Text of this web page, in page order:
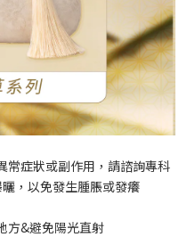
常症狀或副作用，請諮詢專科
，以免發生腫脹或發癢
方&避免陽光直射